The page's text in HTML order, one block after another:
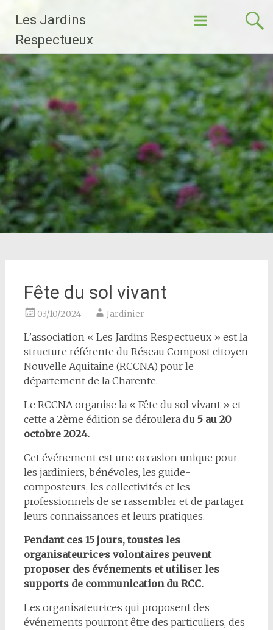
contenu
principal
Les Jardins
Respectueux
Fête du sol vivant
03/10/2024 Jardinier
L’association « Les Jardins Respectueux » est la
structure référente du Réseau Compost citoyen
Nouvelle Aquitaine (RCCNA) pour le
département de la Charente.
Le RCCNA organise la « Fête du sol vivant » et
cette a 2ème édition se déroulera du 5 au 20
octobre 2024.
Cet événement est une occasion unique pour
les jardiniers, bénévoles, les guide-
composteurs, les collectivités et les
professionnels de se rassembler et de partager
leurs connaissances et leurs pratiques.
Pendant ces 15 jours, toustes les
organisateur·ice·s volontaires peuvent
proposer des événements et utiliser les
supports de communication du RCC.
Les organisateur·ice·s qui proposent des
événements pourront être des particuliers, des